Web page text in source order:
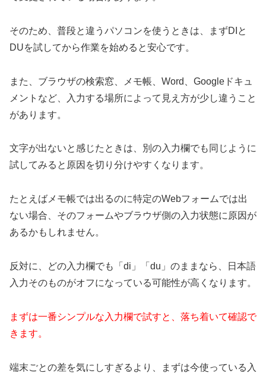
そのため、普段と違うパソコンを使うときは、まずDIと
DUを試してから作業を始めると安心です。
また、ブラウザの検索窓、メモ帳、Word、Googleドキュ
メントなど、入力する場所によって見え方が少し違うこと
があります。
文字が出ないと感じたときは、別の入力欄でも同じように
試してみると原因を切り分けやすくなります。
たとえばメモ帳では出るのに特定のWebフォームでは出
ない場合、そのフォームやブラウザ側の入力状態に原因が
あるかもしれません。
反対に、どの入力欄でも「di」「du」のままなら、日本語
入力そのものがオフになっている可能性が高くなります。
まずは一番シンプルな入力欄で試すと、落ち着いて確認で
きます。
端末ごとの差を気にしすぎるより、まずは今使っている入